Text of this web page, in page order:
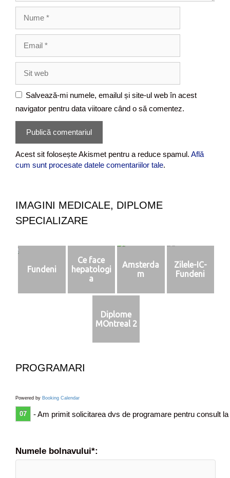
u
m
a
l
w
e
b
Salvează-mi numele, emailul și site-ul web în acest
navigator pentru data viitoare când o să comentez.
Acest sit folosește Akismet pentru a reduce spamul. Află
cum sunt procesate datele comentariilor tale.
IMAGINI MEDICALE, DIPLOME
SPECIALIZARE
Fundeni
Ce face
hepatologi
a
Amsterda
m
Zilele-IC-
Fundeni
Diplome
MOntreal 2
PROGRAMARI
Powered by Booking Calendar
07 - Am primit solicitarea dvs de programare pentru consult
Numele bolnavului*: